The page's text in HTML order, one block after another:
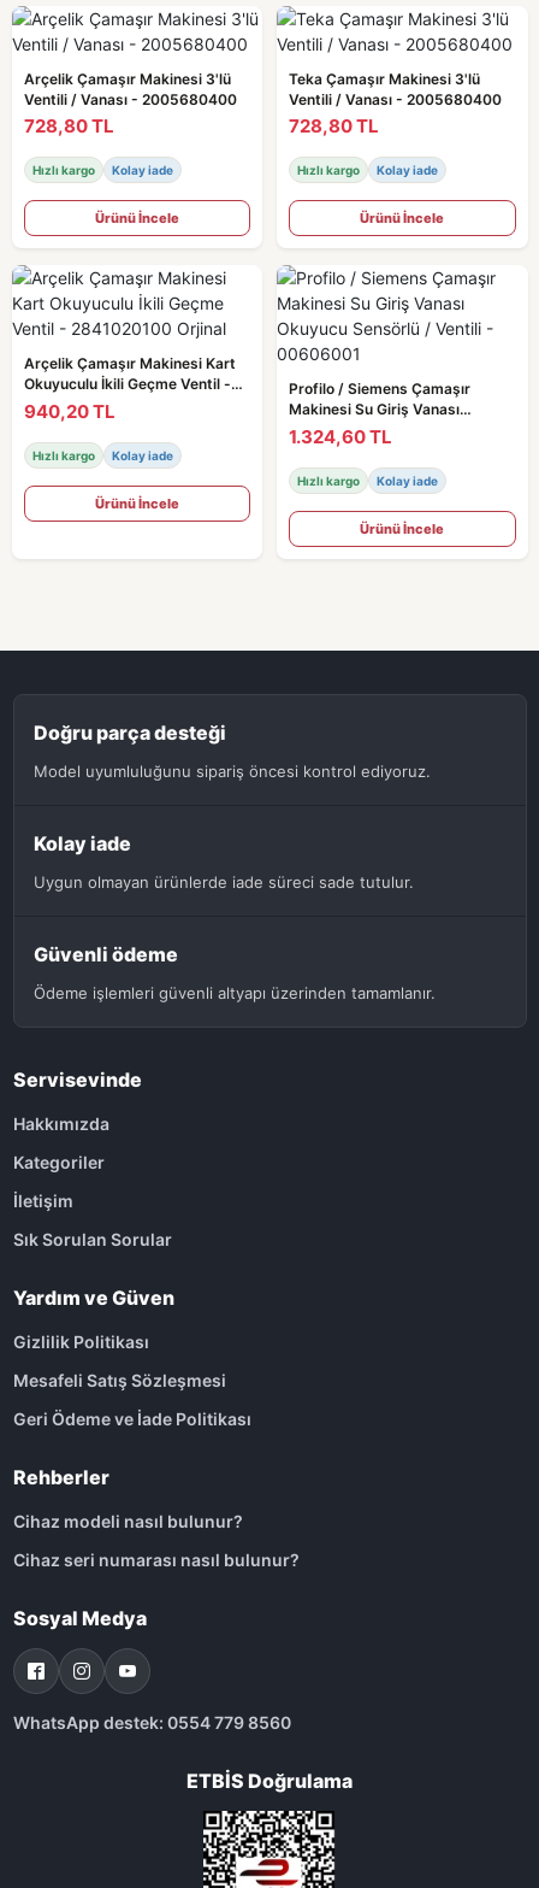
Arçelik Çamaşır Makinesi 3'lü
Ventili / Vanası - 2005680400
728,80 TL
Hızlı kargo Kolay iade
Ürünü İncele
Teka Çamaşır Makinesi 3'lü
Ventili / Vanası - 2005680400
728,80 TL
Hızlı kargo Kolay iade
Ürünü İncele
Arçelik Çamaşır Makinesi Kart
Okuyuculu İkili Geçme Ventil -
2841020100 Orjinal
940,20 TL
Hızlı kargo Kolay iade
Ürünü İncele
Profilo / Siemens Çamaşır
Makinesi Su Giriş Vanası
Okuyucu Sensörlü / Ventili -
00606001
1.324,60 TL
Hızlı kargo Kolay iade
Ürünü İncele
Doğru parça desteği
Model uyumluluğunu sipariş öncesi kontrol ediyoruz.
Kolay iade
Uygun olmayan ürünlerde iade süreci sade tutulur.
Güvenli ödeme
Ödeme işlemleri güvenli altyapı üzerinden tamamlanır.
Servisevinde
Hakkımızda
Kategoriler
İletişim
Sık Sorulan Sorular
Yardım ve Güven
Gizlilik Politikası
Mesafeli Satış Sözleşmesi
Geri Ödeme ve İade Politikası
Rehberler
Cihaz modeli nasıl bulunur?
Cihaz seri numarası nasıl bulunur?
Sosyal Medya
WhatsApp destek: 0554 779 8560
ETBİS Doğrulama